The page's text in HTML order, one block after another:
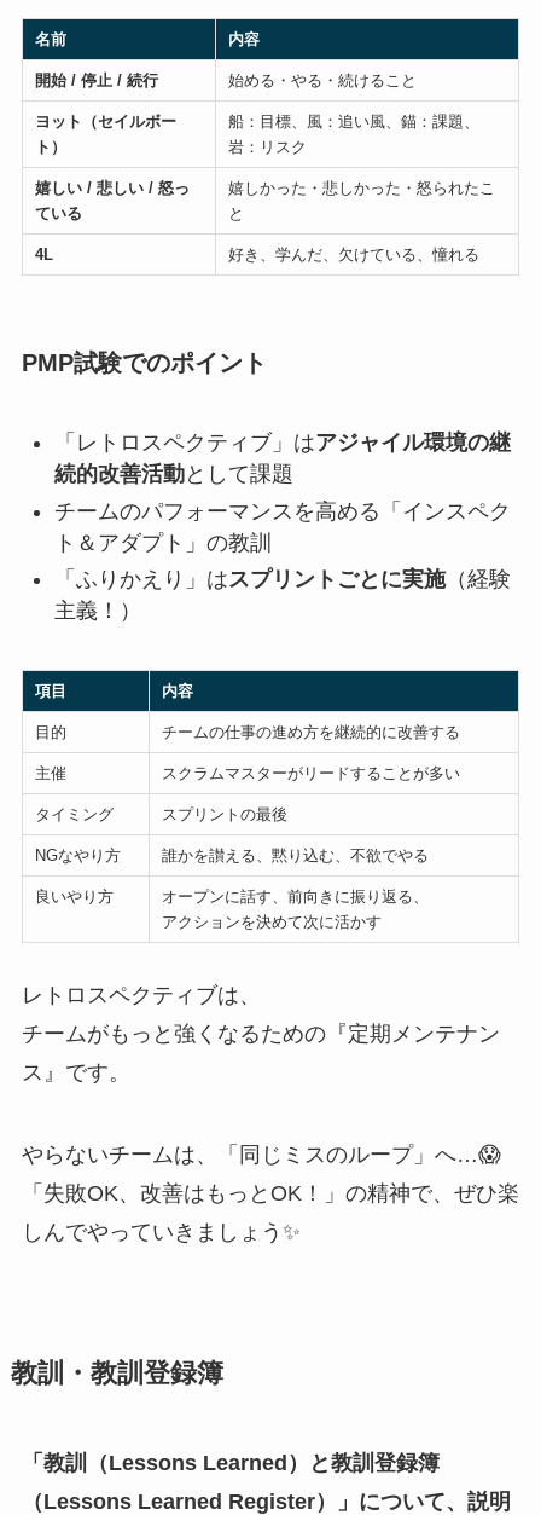
名前 内容
開始 / 停止 / 続行 始める・やる・続けること
ヨット（セイルボー
ト）
船：目標、風：追い風、錨：課題、
岩：リスク
嬉しい / 悲しい / 怒っ
ている
嬉しかった・悲しかった・怒られたこ
と
4L 好き、学んだ、欠けている、憧れる
PMP試験でのポイント
「レトロスペクティブ」はアジャイル環境の継
続的改善活動として課題
チームのパフォーマンスを高める「インスペク
ト＆アダプト」の教訓
「ふりかえり」はスプリントごとに実施（経験
主義！）
項目 内容
目的 チームの仕事の進め方を継続的に改善する
主催 スクラムマスターがリードすることが多い
タイミング スプリントの最後
NGなやり方 誰かを讃える、黙り込む、不欲でやる
良いやり方
オープンに話す、前向きに振り返る、
アクションを決めて次に活かす
レトロスペクティブは、
チームがもっと強くなるための『定期メンテナン
ス』です。
やらないチームは、「同じミスのループ」へ…😱
「失敗OK、改善はもっとOK！」の精神で、ぜひ楽
しんでやっていきましょう✨
教訓・教訓登録簿
「教訓（Lessons Learned）と教訓登録簿
（Lessons Learned Register）」について、説明